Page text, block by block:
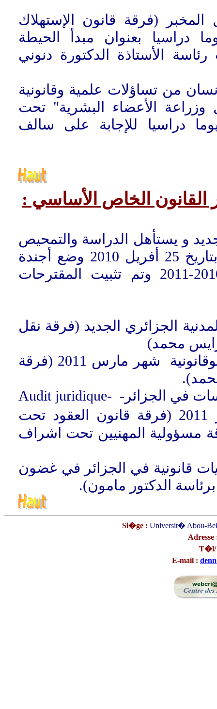
(فرقة قانون الإستهلاك
دراسيا بعنوان مبدأ الحيطة
بتاريخ 12 أفريل 2010 تحت رئاسة الأستاذة الدكتورة دنوني
من تساؤلات علمية وقانونية
الأعضاء البشرية" تحت
دراسيا للإجابة على سالف
القانون الخاص الأساسي :
و يستأهل الدراسة والتمحيص
فإن المخبر قرر، وفي اجتماعه الأخير بتاريخ 25 أفريل 2010 وضع أجندة
تظاهراته العلمية للموسم الجامعي 2010-2011 وتم تثبيت المقترحات
الجزائري الجديد (فرقة نقل
رايس محمد)
2- ظاهرة العنف الأسري، دراسةسوسيوقانونية شهر مارس 2011 (فرقة
3- المرافقة (التدقيق) القانونية والمؤسسات في الجزائر- -Audit juridique
et Entreprises en Alg�rieشهر فبراير 2011 (فرقة قانون العقود تحت
مسؤولية المهنيين تحت اشراف
قانونية في الجزائر في غضون
Si�ge : Universit� Abou-
T�l/
E-mail :